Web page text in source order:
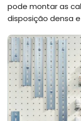
pode montar as
disposição densa